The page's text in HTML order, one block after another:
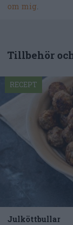
om mig
Tillbehör
Julköttbullar
RECEPT